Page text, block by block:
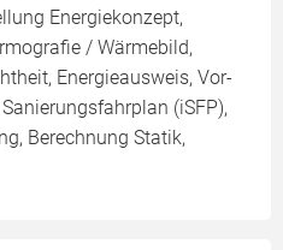
Energiekonzept,
/ Wärmebild,
Energieausweis, Vor-
(iSFP),
Berechnung Statik,